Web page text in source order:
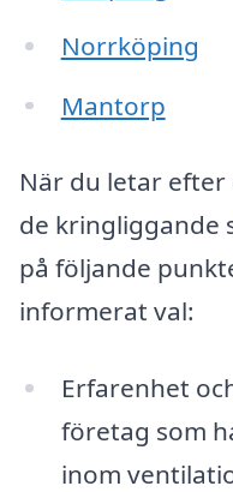
Norrköping
Mantorp
När du letar
de kringliggande
på följande
informerat val:
Erfarenhet
företag som
inom